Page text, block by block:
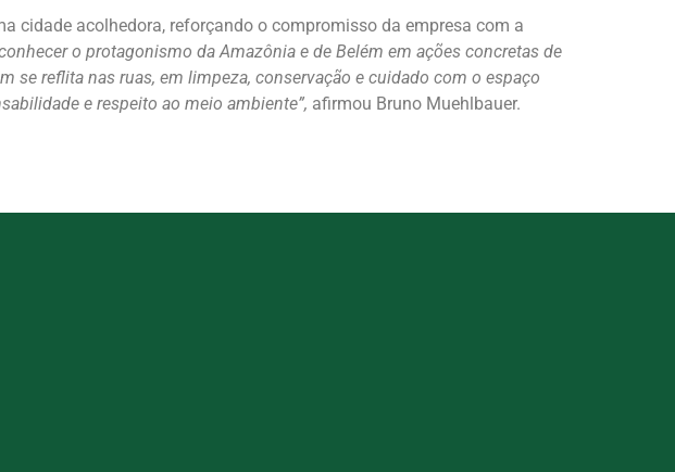
cidade acolhedora, reforçando o compromisso da empresa com a
o protagonismo da Amazônia e de Belém em ações concretas de
se reflita nas ruas, em limpeza, conservação e cuidado com o espaço
e respeito ao meio ambiente”, afirmou Bruno Muehlbauer.